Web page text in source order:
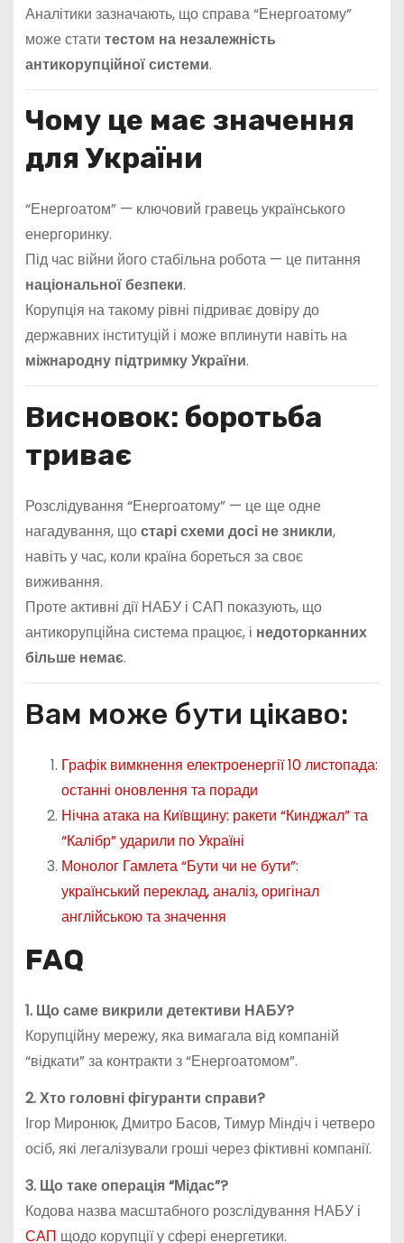
Аналітики зазначають, що справа “Енергоатому”
може стати тестом на незалежність
антикорупційної системи.
Чому це має значення
для України
“Енергоатом” — ключовий гравець українського
енергоринку.
Під час війни його стабільна робота — це питання
національної безпеки.
Корупція на такому рівні підриває довіру до
державних інституцій і може вплинути навіть на
міжнародну підтримку України.
Висновок: боротьба
триває
Розслідування “Енергоатому” — це ще одне
нагадування, щостарі схеми досі не зникли,
навіть у час, коли країна бореться за своє
виживання.
Проте активні дії НАБУ і САП показують, що
антикорупційна система працює, і недоторканних
більше немає.
Вам може бути цікаво:
Графік вимкнення електроенергії 10 листопада:
останні оновлення та поради
Нічна атака на Київщину: ракети “Кинджал” та
“Калібр” ударили по Україні
Монолог Гамлета “Бути чи не бути”:
український переклад, аналіз, оригінал
англійською та значення
FAQ
1. Що саме викрили детективи НАБУ?
Корупційну мережу, яка вимагала від компаній
“відкати” за контракти з “Енергоатомом”.
2. Хто головні фігуранти справи?
Ігор Миронюк, Дмитро Басов, Тимур Міндіч і четверо
осіб, які легалізували гроші через фіктивні компанії.
3. Що таке операція “Мідас”?
Кодова назва масштабного розслідування НАБУ і
САП щодо корупції у сфері енергетики.